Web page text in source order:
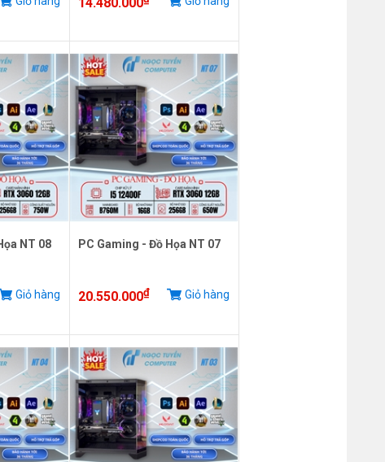
NT 08
Giỏ hàng
PC Gaming - Đồ Họa NT 07
20.550.000₫ Giỏ hàng